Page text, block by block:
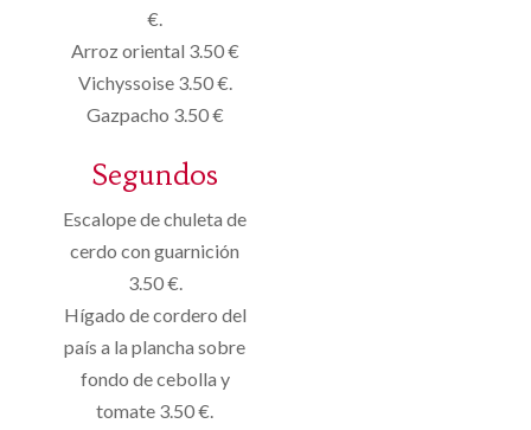
€.
Arroz oriental 3.50 €
Vichyssoise 3.50 €.
Gazpacho 3.50 €
Segundos
Escalope de chuleta de
cerdo con guarnición
3.50 €.
Hígado de cordero del
país a la plancha sobre
fondo de cebolla y
tomate 3.50 €.